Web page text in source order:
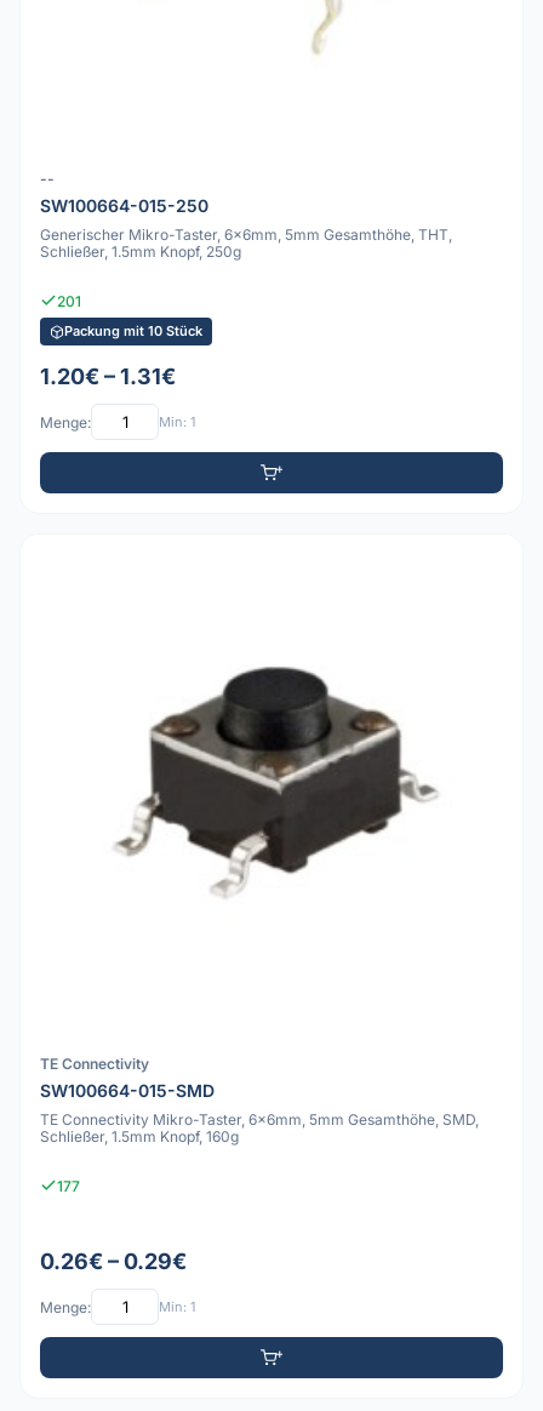
--
SW100664-015-250
Generischer Mikro-Taster, 6x6mm, 5mm Gesamthöhe, THT,
Schließer, 1.5mm Knopf, 250g
201
Packung mit 10 Stück
1.20€ – 1.31€
Menge: Min: 1
TE Connectivity
SW100664-015-SMD
TE Connectivity Mikro-Taster, 6x6mm, 5mm Gesamthöhe, SMD,
Schließer, 1.5mm Knopf, 160g
177
0.26€ – 0.29€
Menge: Min: 1